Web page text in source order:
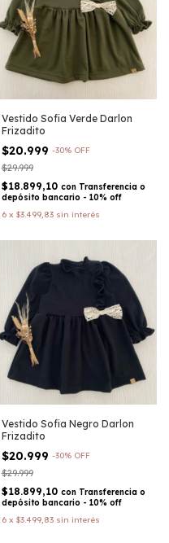
Vestido Sofia Verde Darlon
Frizadito
$20.999 -30% OFF
$29.999
$18.899,10 con Transferencia o
depósito bancario - 10% off
6 x $3.499,83 sin interés
Vestido Sofia Negro Darlon
Frizadito
$20.999 -30% OFF
$29.999
$18.899,10 con Transferencia o
depósito bancario - 10% off
6 x $3.499,83 sin interés